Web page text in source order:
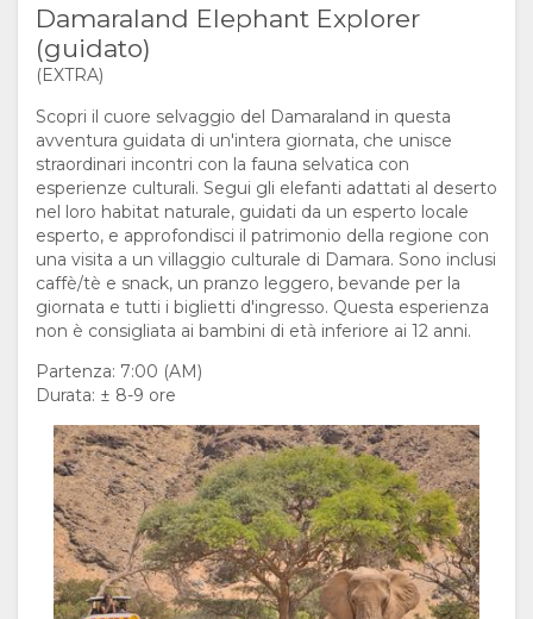
LINGUA
SPAGNOLO
FRANCESE
PORTOGHESE
RUSSO
INGLESE
Damaraland Elephant Explorer
(guidato)
(EXTRA)
Scopri il cuore selvaggio del Damaraland in questa
avventura guidata di un'intera giornata, che unisce
straordinari incontri con la fauna selvatica con
esperienze culturali. Segui gli elefanti adattati al deserto
nel loro habitat naturale, guidati da un esperto locale
esperto, e approfondisci il patrimonio della regione con
una visita a un villaggio culturale di Damara. Sono inclusi
caffè/tè e snack, un pranzo leggero, bevande per la
giornata e tutti i biglietti d'ingresso. Questa esperienza
non è consigliata ai bambini di età inferiore ai 12 anni.
Partenza: 7:00 (AM)
Durata: ± 8-9 ore